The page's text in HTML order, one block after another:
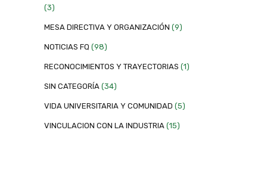
(3)
MESA DIRECTIVA Y ORGANIZACIÓN (9)
NOTICIAS FQ (98)
RECONOCIMIENTOS Y TRAYECTORIAS (1)
SIN CATEGORÍA (34)
VIDA UNIVERSITARIA Y COMUNIDAD (5)
VINCULACION CON LA INDUSTRIA (15)